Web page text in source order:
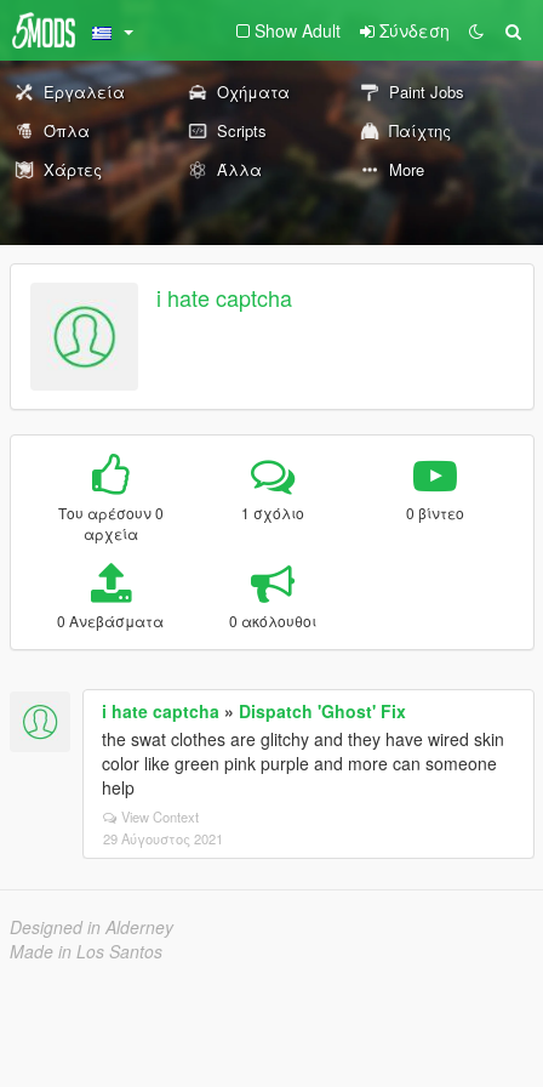
Show Adult Σύνδεση
Εργαλεία Οχήματα
Paint Jobs
Όπλα
Scripts
Παίχτης
Χάρτες
Άλλα More
i hate captcha
Του αρέσουν 0
αρχεία
1 σχόλιο 0 βίντεο
0 Ανεβάσματα 0 ακόλουθοι
i hate captcha » Dispatch 'Ghost' Fix
the swat clothes are glitchy and they have wired skin
color like green pink purple and more can someone
help
View Context
29 Αύγουστος 2021
Designed in Alderney
Made in Los Santos